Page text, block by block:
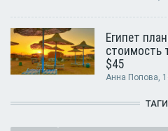
Египет
стоимость
$45
Анна Попова ,
ТАГИ